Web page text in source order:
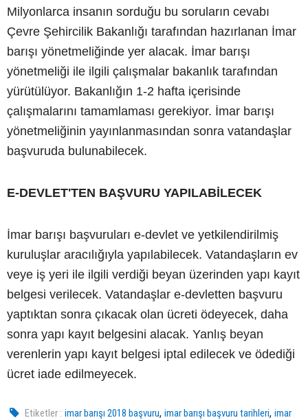
Milyonlarca insanın sorduğu bu soruların cevabı
Çevre Şehircilik Bakanlığı tarafından hazırlanan İmar
barışı yönetmeliğinde yer alacak. İmar barışı
yönetmeliği ile ilgili çalışmalar bakanlık tarafından
yürütülüyor. Bakanlığın 1-2 hafta içerisinde
çalışmalarını tamamlaması gerekiyor. İmar barışı
yönetmeliğinin yayınlanmasından sonra vatandaşlar
başvuruda bulunabilecek.
E-DEVLET'TEN BAŞVURU YAPILABİLECEK
İmar barışı başvuruları e-devlet ve yetkilendirilmiş
kuruluşlar aracılığıyla yapılabilecek. Vatandaşların ev
veye iş yeri ile ilgili verdiği beyan üzerinden yapı kayıt
belgesi verilecek. Vatandaşlar e-devletten başvuru
yaptıktan sonra çıkacak olan ücreti ödeyecek, daha
sonra yapı kayıt belgesini alacak. Yanlış beyan
verenlerin yapı kayıt belgesi iptal edilecek ve ödediği
ücret iade edilmeyecek.
Etiketler : imar barışı 2018 başvuru,imar barışı başvuru tarihleri,imar